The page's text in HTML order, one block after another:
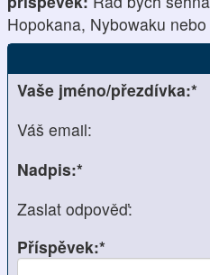
Hopokana, Nybowaku
Vaše jméno/přezdívka:*
Váš email:
Nadpis:*
Zaslat odpověď:
Příspěvek:*